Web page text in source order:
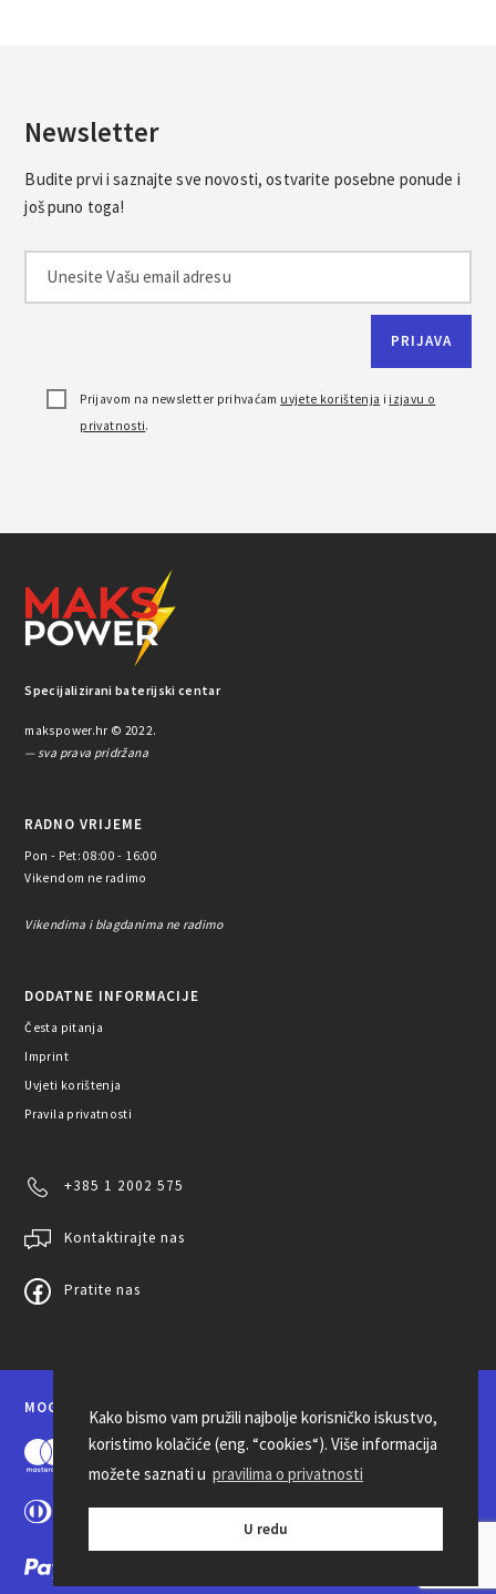
Kako bismo vam pružili najbolje korisničko iskustvo,
koristimo kolačiće (eng. “cookies“). Više informacija
možete saznati u pravilima o privatnosti
U redu
Newsletter
Budite prvi i saznajte sve novosti, ostvarite posebne ponude i
još puno toga!
Prijavom na newsletter prihvaćam uvjete korištenja i izjavu o
privatnosti.
Specijalizirani baterijski centar
makspower.hr © 2022.
— sva prava pridržana
RADNO VRIJEME
Pon - Pet: 08:00 - 16:00
Vikendom ne radimo
Vikendima i blagdanima ne radimo
DODATNE INFORMACIJE
Česta pitanja
Imprint
Uvjeti korištenja
Pravila privatnosti
+385 1 2002 575
Kontaktirajte nas
Pratite nas
MOGUĆNOSTI PLAĆANJA